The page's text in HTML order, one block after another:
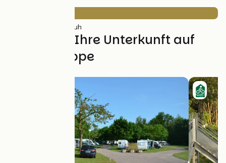
(100%) Rauh
Finden Sie Ihre Unterkunft auf
dieser Etappe